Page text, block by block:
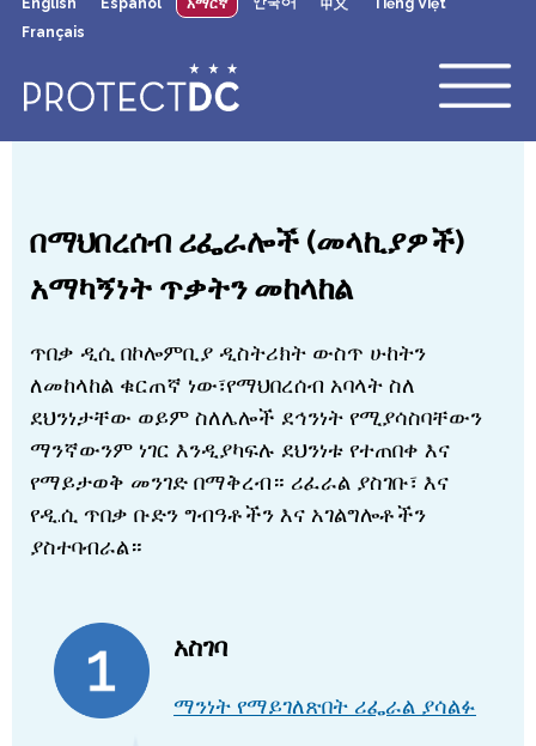
Skip to main content
English Español አማርኛ 한국어 中文
Tiếng Việt
Français
በማህበረሰብ ሪፌራሎች (መላኪያዎች)
አማካኝነት ጥቃትን መከላከል
ጥበቃ ዲሲ በኮሎምቢያ ዲስትሪክት ውስጥ ሁከትን
ለመከላከል ቁርጠኛ ነው፣የማህበረሰብ አባላት ስለ
ደህንነታቸው ወይም ስለሌሎች ደኅንነት የሚያሳስባቸውን
ማንኛውንም ነገር እንዲያካፍሉ ደህንነቱ የተጠበቀ እና
የማይታወቅ መንገድ በማቅረብ። ሪፈራል ያስገቡ፣ እና
የዲ.ሲ ጥበቃ ቡድን ግብዓቶችን እና አገልግሎቶችን
ያስተባብራል።
አስገባ
ማንነት የማይገለጽበት ሪፌራል ያሳልፉ